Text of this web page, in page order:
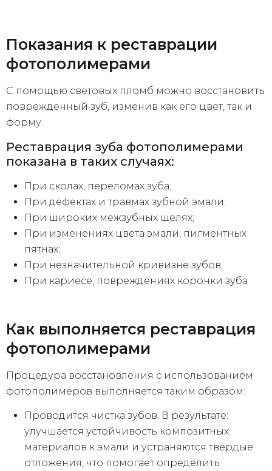
Показания к реставрации
фотополимерами
С помощью световых пломб можно восстановить
поврежденный зуб, изменив как его цвет, так и
форму.
Реставрация зуба фотополимерами
показана в таких случаях:
При сколах, переломах зуба;
При дефектах и травмах зубной эмали;
При широких межзубных щелях;
При изменениях цвета эмали, пигментных
пятнах;
При незначительной кривизне зубов;
При кариесе, повреждениях коронки зуба
Как выполняется реставрация
фотополимерами
Процедура восстановления с использованием
фотополимеров выполняется таким образом:
Проводится чистка зубов. В результате:
улучшается устойчивость композитных
материалов к эмали и устраняются твердые
отложения, что помогает определить